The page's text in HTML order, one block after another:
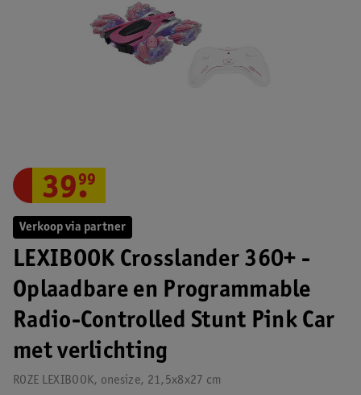
Verkoop via partner
LEXIBOOK Crosslander 360+ -
Oplaadbare en Programmable
Radio-Controlled Stunt Pink Car
met verlichting
ROZE LEXIBOOK, onesize, 21,5x8x27 cm
39.
99